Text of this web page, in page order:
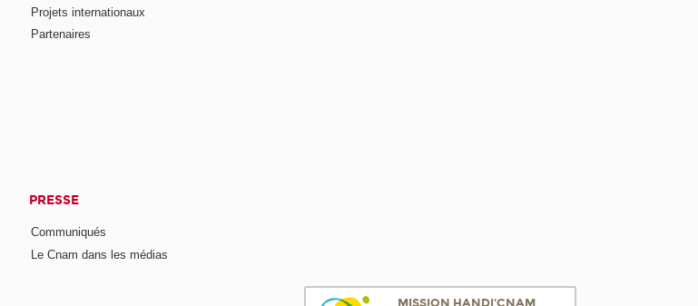
Projets internationaux
Partenaires
PRESSE
Communiqués
Le Cnam dans les médias
MISSION HANDI'CNAM